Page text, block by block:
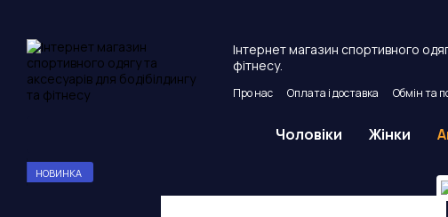
Інтернет магазин спортивного
фітнесу.
Про нас Оплата і доставка Обмін та
Чоловіки Жінки
НОВИНКА